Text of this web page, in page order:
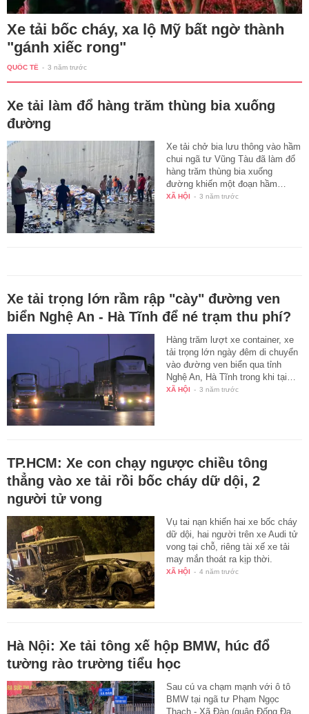
Xe tải bốc cháy, xa lộ Mỹ bất ngờ thành
"gánh xiếc rong"
QUỐC TẾ - 3 năm trước
Xe tải làm đổ hàng trăm thùng bia xuống
đường
Xe tải chở bia lưu thông vào hầm
chui ngã tư Vũng Tàu đã làm đổ
hàng trăm thùng bia xuống
đường khiến một đoạn hầm…
XÃ HỘI - 3 năm trước
Xe tải trọng lớn rầm rập "cày" đường ven
biển Nghệ An - Hà Tĩnh để né trạm thu phí?
Hàng trăm lượt xe container, xe
tải trọng lớn ngày đêm di chuyển
vào đường ven biển qua tỉnh
Nghệ An, Hà Tĩnh trong khi tại…
XÃ HỘI - 3 năm trước
TP.HCM: Xe con chạy ngược chiều tông
thẳng vào xe tải rồi bốc cháy dữ dội, 2
người tử vong
Vụ tai nạn khiến hai xe bốc cháy
dữ dội, hai người trên xe Audi tử
vong tại chỗ, riêng tài xế xe tải
may mắn thoát ra kịp thời.
XÃ HỘI - 4 năm trước
Hà Nội: Xe tải tông xế hộp BMW, húc đổ
tường rào trường tiểu học
Sau cú va chạm mạnh với ô tô
BMW tại ngã tư Phạm Ngọc
Thạch - Xã Đàn (quận Đống Đa,